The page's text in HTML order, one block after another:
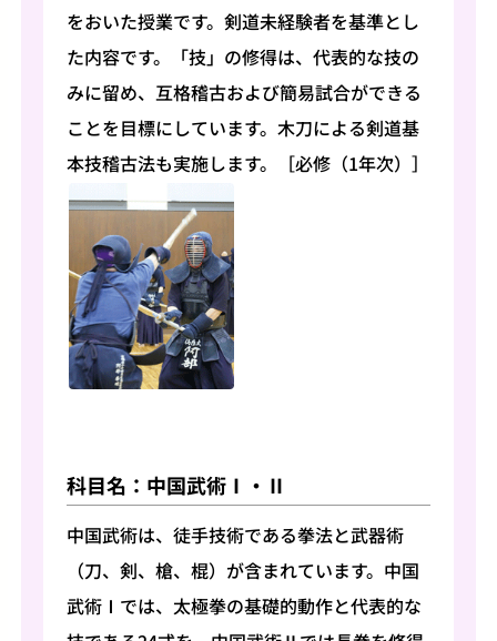
をおいた授業です。剣道未経験者を基準とし
た内容です。「技」の修得は、代表的な技の
みに留め、互格稽古および簡易試合ができる
ことを目標にしています。木刀による剣道基
本技稽古法も実施します。［必修（1年次）］
科目名：中国武術Ⅰ・Ⅱ
中国武術は、徒手技術である拳法と武器術
（刀、剣、槍、棍）が含まれています。中国
武術Ⅰでは、太極拳の基礎的動作と代表的な